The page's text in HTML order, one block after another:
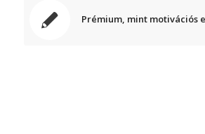
Prémium, mint motivációs